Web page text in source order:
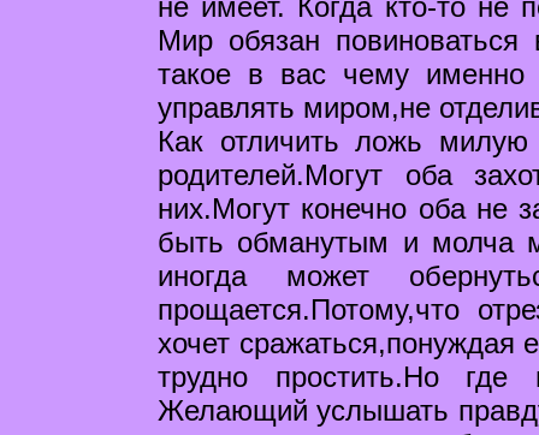
не имеет. Когда кто-то не
Мир обязан
такое в вас чему именно
управлять миром,не
Как отличить ложь
родителей.Могут оба
них.Могут конечно оба не
быть обманутым и молча
иногда может
прощается.Потому,что
хочет
трудно простить.Но
Желающий услышать